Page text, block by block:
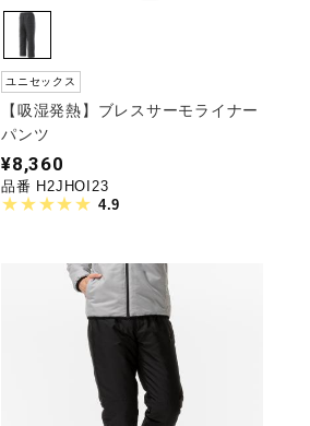
ユニセックス
【吸湿発熱】ブレスサーモライナー
パンツ
¥8,360
品番 H2JHOI23
4.9